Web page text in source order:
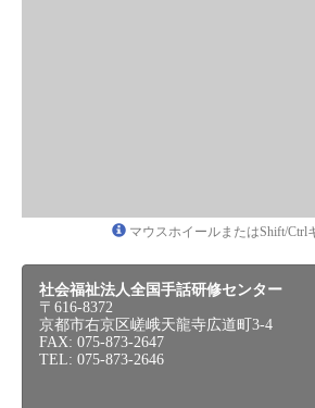
マウスホイールまたはShift/Ctrl
社会福祉法人全国手話研修センター
〒616-8372
京都市右京区嵯峨天龍寺広道町3-4
FAX: 075-873-2647
TEL: 075-873-2646